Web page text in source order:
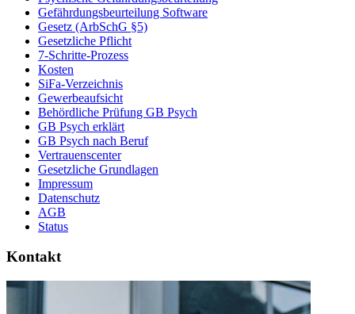
Gefährdungsbeurteilung Software
Gesetz (ArbSchG §5)
Gesetzliche Pflicht
7-Schritte-Prozess
Kosten
SiFa-Verzeichnis
Gewerbeaufsicht
Behördliche Prüfung GB Psych
GB Psych erklärt
GB Psych nach Beruf
Vertrauenscenter
Gesetzliche Grundlagen
Impressum
Datenschutz
AGB
Status
Kontakt